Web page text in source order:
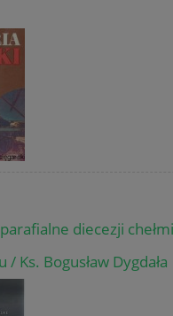
diecezji
/ Ks. Bogusław Dygdała